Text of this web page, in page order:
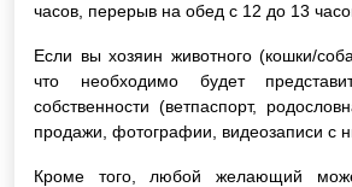
часов, перерыв на обед с 12 до 13
Если вы хозяин животного (кошки/
что необходимо будет
собственности (ветпаспорт,
продажи, фотографии, видеозаписи с
Кроме того, любой желающий